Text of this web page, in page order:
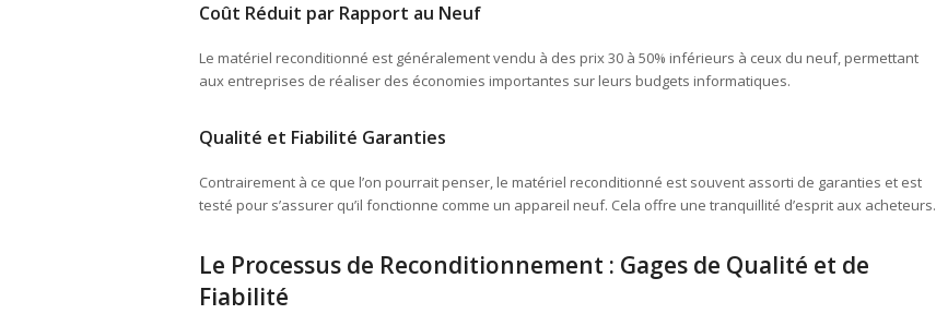
Coût Réduit par Rapport au Neuf
Le matériel reconditionné est généralement vendu à des prix 30 à 50% inférieurs à ceux du neuf, permettant
aux entreprises de réaliser des économies importantes sur leurs budgets informatiques.
Qualité et Fiabilité Garanties
Contrairement à ce que l’on pourrait penser, le matériel reconditionné est souvent assorti de garanties et est
testé pour s’assurer qu’il fonctionne comme un appareil neuf. Cela offre une tranquillité d’esprit aux acheteurs.
Le Processus de Reconditionnement : Gages de Qualité et de
Fiabilité